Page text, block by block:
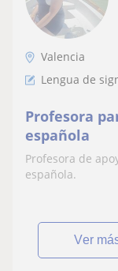
Valencia
Lengua de
Profesora
española
Profesora de
española.
ver